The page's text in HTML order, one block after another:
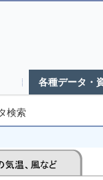
各種データ・
検索